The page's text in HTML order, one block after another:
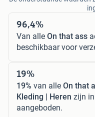
96,4%
Van alle On that ass
beschikbaar voor
19%
19% van alle On that
Kleding | Heren zijn
aangeboden.